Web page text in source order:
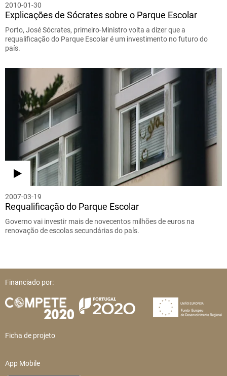
2010-01-30
Explicações de Sócrates sobre o Parque Escolar
Porto, José Sócrates, primeiro-Ministro volta a dizer que a
requalificação do Parque Escolar é um investimento no futuro do
país.
2007-03-19
Requalificação do Parque Escolar
Governo vai investir mais de novecentos milhões de euros na
renovação de escolas secundárias do país.
Financiado por:
Ficha de projeto
App Mobile